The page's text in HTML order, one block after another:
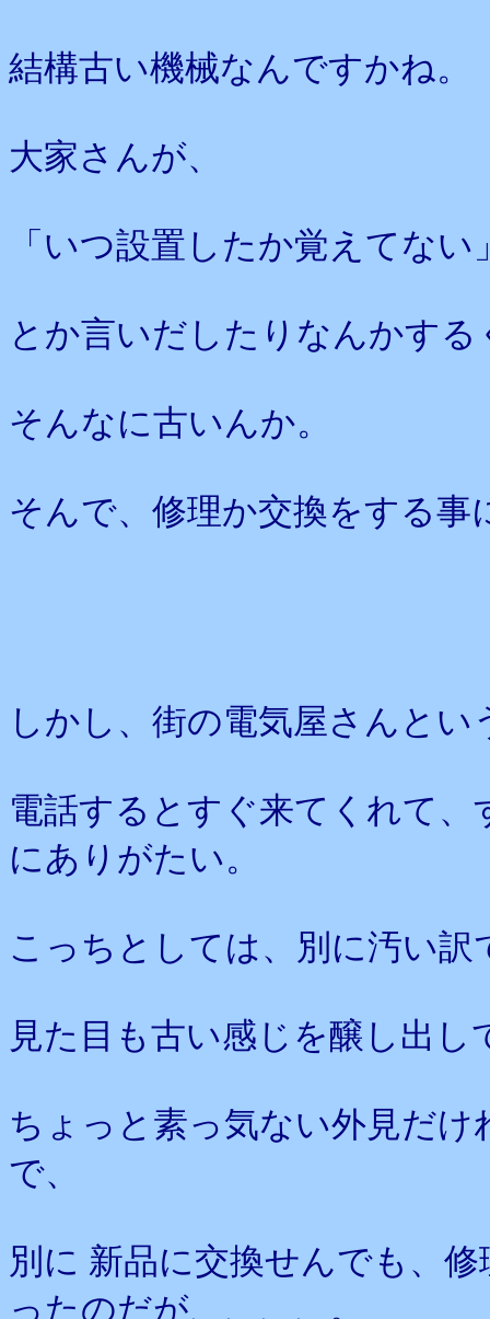
結構古い機械なんですかね。
大家さんが、
「いつ設置したか覚えてない
とか言いだしたりなんかす
そんなに古いんか。
そんで、修理か交換をする
しかし、街の電気屋さんと
電話するとすぐ来てくれて
にありがたい。
こっちとしては、別に汚い訳
見た目も古い感じを醸し出
ちょっと素っ気ない外見だ
で、
別に 新品に交換せんでも、
ったのだが、、、、。